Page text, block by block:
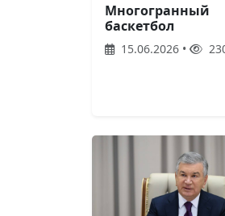
Многогранный
баскетбол
15.06.2026 •